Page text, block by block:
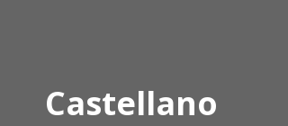
Castellano